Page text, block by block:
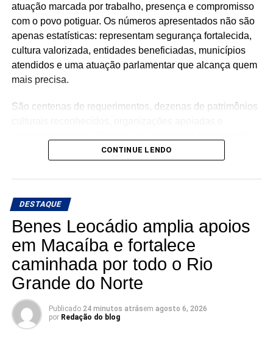
atuação marcada por trabalho, presença e compromisso
com o povo potiguar. Os números apresentados não são
apenas estatísticas: representam segurança fortalecida,
cultura valorizada, entidades beneficiadas, municípios
atendidos e uma atuação parlamentar que alcança quem
mais precisa.
São centenas de requerimentos, dezenas de patrimônios
emendas parlamentares. Um trabalho que demonstra que
ações concretas e resultados que reforçam seu
compromisso com o desenvolvimento do Rio Grande do
Norte. Um mandato presente, atuante e comprometido em
fazer a diferença na vida dos potiguares.
KALLYANNO MOTA Emilson Santos Luiz Eduardo
Há mandatos que passam. E há mandatos que deixam
resultados.
CONTINUE LENDO
DESTAQUE
Benes Leocádio amplia apoios
em Macaíba e fortalece
caminhada por todo o Rio
Grande do Norte
Publicado 24 minutos atrásem agosto 6, 2026
por Redação do blog